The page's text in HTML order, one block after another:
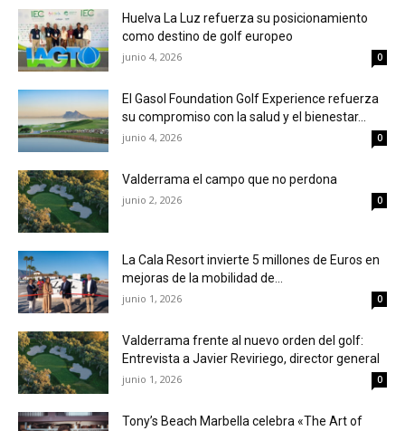
Huelva La Luz refuerza su posicionamiento
como destino de golf europeo
junio 4, 2026 0
El Gasol Foundation Golf Experience refuerza
su compromiso con la salud y el bienestar...
junio 4, 2026 0
Valderrama el campo que no perdona
junio 2, 2026 0
La Cala Resort invierte 5 millones de Euros en
mejoras de la mobilidad de...
junio 1, 2026 0
Valderrama frente al nuevo orden del golf:
Entrevista a Javier Reviriego, director general
junio 1, 2026 0
Tony’s Beach Marbella celebra «The Art of